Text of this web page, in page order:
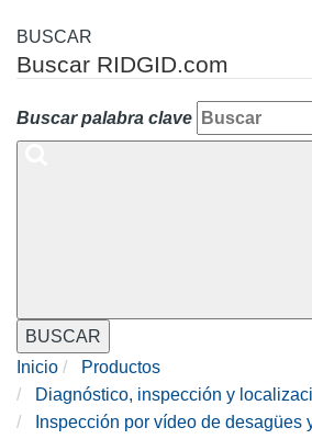
BUSCAR
Buscar RIDGID.com
Buscar palabra clave
BUSCAR
Inicio
Productos
Diagnóstico, inspección y
Inspección por vídeo de desagües